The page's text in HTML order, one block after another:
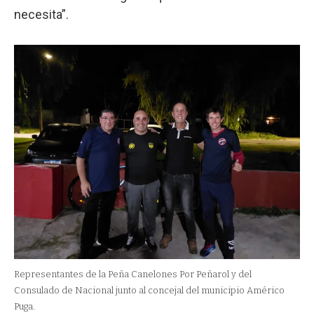
necesita”.
Representantes de la Peña Canelones Por Peñarol y del
Consulado de Nacional junto al concejal del municipio Américo
Puga.